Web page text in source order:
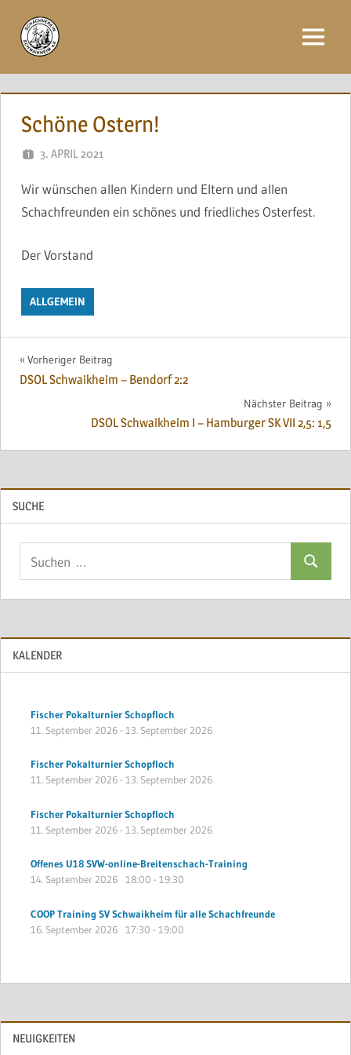
Inhalt
springen
Menü
Schöne Ostern!
3. APRIL 2021
Wir wünschen allen Kindern und Eltern und allen
Schachfreunden ein schönes und friedliches Osterfest.
Der Vorstand
ALLGEMEIN
Beitragsnavigation
Vorheriger Beitrag
DSOL Schwaikheim – Bendorf 2:2
Nächster Beitrag
DSOL Schwaikheim I – Hamburger SK VII 2,5: 1,5
SUCHE
Suchen
KALENDER
Fischer Pokalturnier Schopfloch
11. September 2026- 13. September 2026
Fischer Pokalturnier Schopfloch
11. September 2026- 13. September 2026
Fischer Pokalturnier Schopfloch
11. September 2026- 13. September 2026
Offenes U18 SVW-online-Breitenschach-Training
14. September 2026 18:00 - 19:30
COOP Training SV Schwaikheim für alle Schachfreunde
16. September 2026 17:30 - 19:00
NEUIGKEITEN